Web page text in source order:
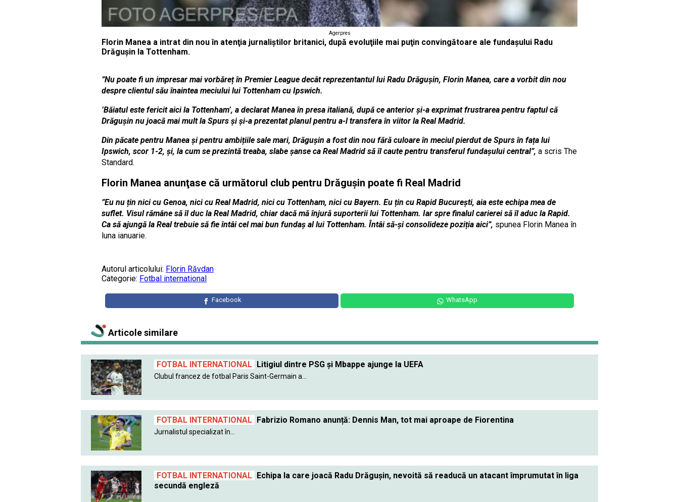
Agerpres
Florin Manea a intrat din nou în atenţia jurnaliştilor britanici, după evoluţiile mai puţin convingătoare ale fundaşului Radu
Drăguşin la Tottenham.
”Nu poate fi un impresar mai vorbăreț în Premier League decât reprezentantul lui Radu Drăgușin, Florin Manea, care a vorbit din nou
despre clientul său înaintea meciului lui Tottenham cu Ipswich.
’Băiatul este fericit aici la Tottenham’, a declarat Manea în presa italiană, după ce anterior și-a exprimat frustrarea pentru faptul că
Drăgușin nu joacă mai mult la Spurs și și-a prezentat planul pentru a-l transfera în viitor la Real Madrid.
Din păcate pentru Manea și pentru ambițiile sale mari, Drăgușin a fost din nou fără culoare în meciul pierdut de Spurs în fața lui
Ipswich, scor 1-2, și, la cum se prezintă treaba, slabe șanse ca Real Madrid să îl caute pentru transferul fundașului central”, a scris The
Standard.
Florin Manea anunţase că următorul club pentru Drăguşin poate fi Real Madrid
”Eu nu țin nici cu Genoa, nici cu Real Madrid, nici cu Tottenham, nici cu Bayern. Eu țin cu Rapid București, aia este echipa mea de
suflet. Visul rămâne să îl duc la Real Madrid, chiar dacă mă înjură suporterii lui Tottenham. Iar spre finalul carierei să îl aduc la Rapid.
Ca să ajungă la Real trebuie să fie întâi cel mai bun fundaș al lui Tottenham. Întâi să-și consolideze poziția aici”, spunea Florin Manea în
luna ianuarie.
Autorul articolului: Florin Răvdan
Categorie: Fotbal international
Facebook WhatsApp
Articole similare
FOTBAL INTERNATIONAL Litigiul dintre PSG şi Mbappe ajunge la UEFA
Clubul francez de fotbal Paris Saint-Germain a...
FOTBAL INTERNATIONAL Fabrizio Romano anunță: Dennis Man, tot mai aproape de Fiorentina
Jurnalistul specializat în...
FOTBAL INTERNATIONAL Echipa la care joacă Radu Drăgușin, nevoită să readucă un atacant împrumutat în liga
secundă engleză